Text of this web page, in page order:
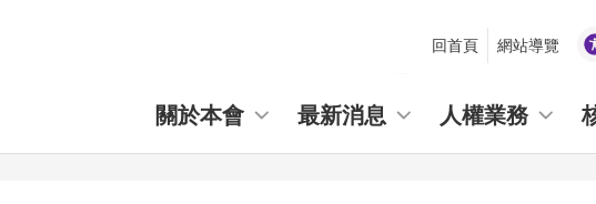
回首頁 網站導覽
關於本會 最新消息 人權業務